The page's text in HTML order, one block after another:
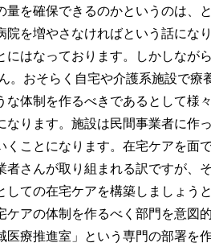
を確保できるのかというのは、
を増やさなければという話にな
はなっております。しかしなが
。おそらく自宅や介護系施設で療
体制を作るべきであるとして様
ります。施設は民間事業者に作
ことになります。在宅ケアを面
さんが取り組まれる訳ですが、
ての在宅ケアを構築しましょう
アの体制を作るべく部門を意図
療推進室」という専門の部署を